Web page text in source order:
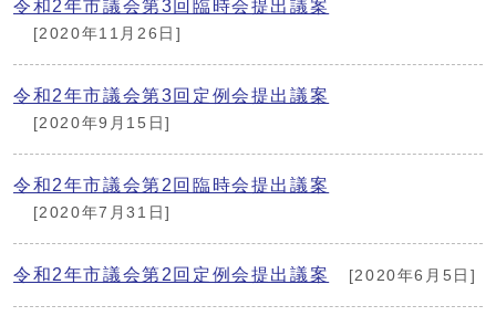
令和2年市議会第3回臨時会提出議案
[2020年11月26日]
令和2年市議会第3回定例会提出議案
[2020年9月15日]
令和2年市議会第2回臨時会提出議案
[2020年7月31日]
令和2年市議会第2回定例会提出議案 [2020年6月5日]